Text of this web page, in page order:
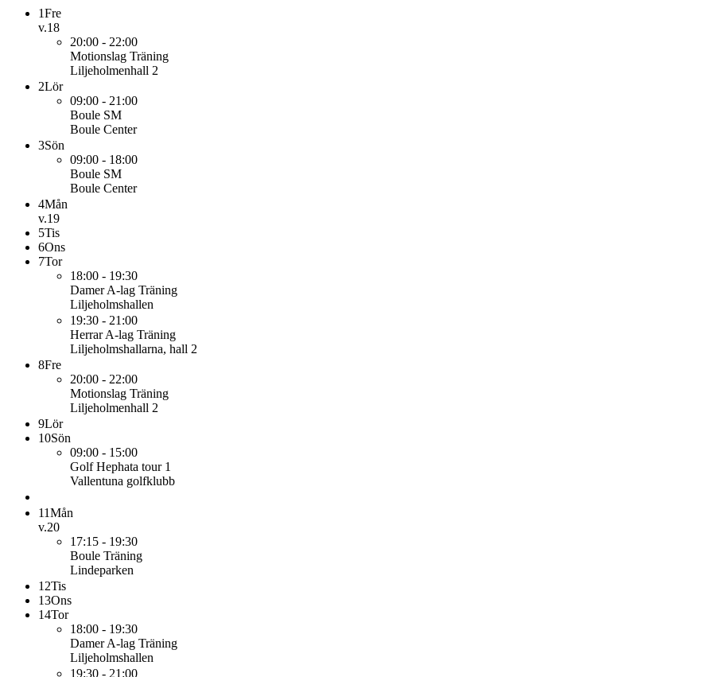
1Fre
v.18
20:00 - 22:00
Motionslag Träning
Liljeholmenhall 2
2Lör
09:00 - 21:00
Boule SM
Boule Center
3Sön
09:00 - 18:00
Boule SM
Boule Center
4Mån
v.19
5Tis
6Ons
7Tor
18:00 - 19:30
Damer A-lag Träning
Liljeholmshallen
19:30 - 21:00
Herrar A-lag Träning
Liljeholmshallarna, hall 2
8Fre
20:00 - 22:00
Motionslag Träning
Liljeholmenhall 2
9Lör
10Sön
09:00 - 15:00
Golf Hephata tour 1
Vallentuna golfklubb
11Mån
v.20
17:15 - 19:30
Boule Träning
Lindeparken
12Tis
13Ons
14Tor
18:00 - 19:30
Damer A-lag Träning
Liljeholmshallen
19:30 - 21:00